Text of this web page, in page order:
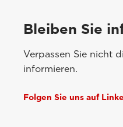
Bleiben Sie
Verpassen Sie nicht
informieren.
Folgen Sie uns auf